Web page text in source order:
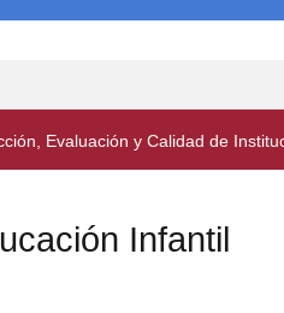
Evaluación y Calidad de
Infantil